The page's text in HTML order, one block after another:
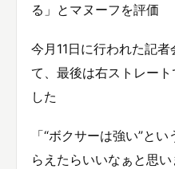
る」とマヌーフを評価
今月11日に行われた記
て、最後は右ストレー
した
「“ボクサーは強い”と
らえたらいいなぁと思